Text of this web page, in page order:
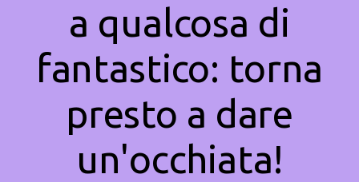
a qualcosa di
fantastico: torna
presto a dare
un'occhiata!